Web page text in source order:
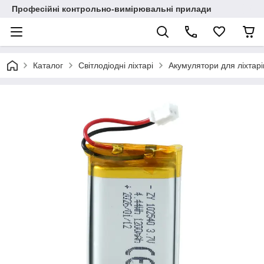
Професійні контрольно-вимірювальні прилади
Каталог Світлодіодні ліхтарі Акумулятори для